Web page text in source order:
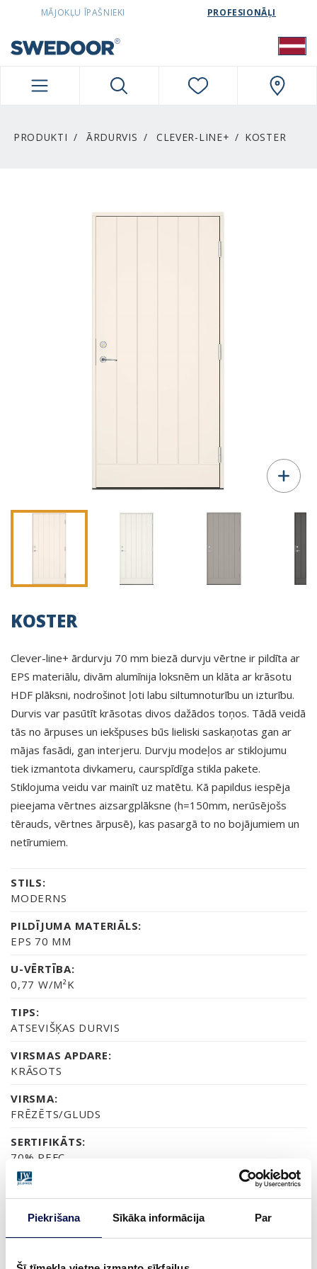
Piekrišana Sīkāka informācija Par
SWEDOORLATVIA NAVIGATION
MĀJOKĻU ĪPAŠNIEKI PROFESIONĀĻI
PRODUKTI ĀRDURVIS CLEVER-LINE+ KOSTER
KOSTER
Clever-line+ ārdurvju 70 mm biezā durvju vērtne ir pildīta ar
EPS materiālu, divām alumīnija loksnēm un klāta ar krāsotu
HDF plāksni, nodrošinot ļoti labu siltumnoturību un izturību.
Durvis var pasūtīt krāsotas divos dažādos toņos. Tādā veidā
tās no ārpuses un iekšpuses būs lieliski saskaņotas gan ar
mājas fasādi, gan interjeru. Durvju modeļos ar stiklojumu
tiek izmantota divkameru, caurspīdīga stikla pakete.
Stiklojuma veidu var mainīt uz matētu. Kā papildus iespēja
pieejama vērtnes aizsargplāksne (h=150mm, nerūsējošs
tērauds, vērtnes ārpusē), kas pasargā to no bojājumiem un
netīrumiem.
STILS:
MODERNS
PILDĪJUMA MATERIĀLS:
EPS 70 MM
U-VĒRTĪBA:
0,77 W/M²K
TIPS:
ATSEVIŠĶAS DURVIS
VIRSMAS APDARE:
KRĀSOTS
VIRSMA:
FRĒZĒTS/GLUDS
SERTIFIKĀTS:
70% PEFC
GARANTIJA:
2 GADU PRODUKTA GARANTIJA
APDARE (11)